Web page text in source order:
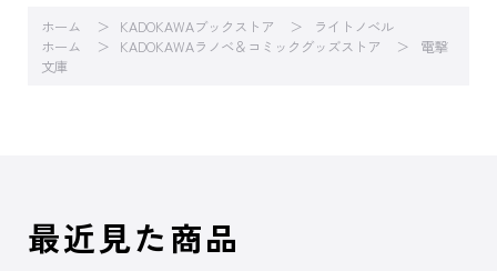
ホーム KADOKAWAブックストア
ライトノベル
ホーム
KADOKAWAラノベ＆コミックグッズストア
電撃
文庫
最近見た商品